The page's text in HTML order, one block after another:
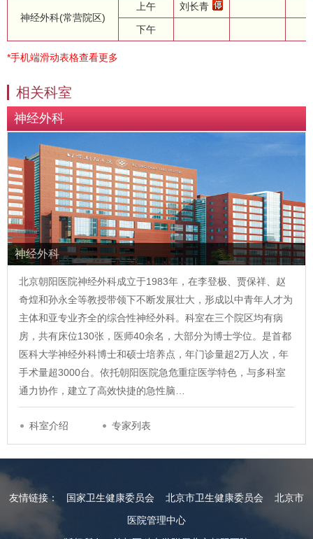
神经外科(常营院区)
上午 刘长青
下午
*手机端滑动表格查看更多
相关科室
神经外科
神经外科
北京朝阳医院神经外科成立于1983年，在李登极、贾保祥、赵
奇煌和孙永全等教授带领下不断发展壮大，形成以中青年人才为
主体和亚专业齐全的综合性神经外科。科室在三个院区均有病
房，共有床位130张，医师40余名，大部分为博士学位。是首都
医科大学神经外科博士和硕士培养点，年门诊量超2万人次，年
手术量超3000台。依托朝阳医院急危重症医学特色，与多科室
通力协作，建立了高效快捷的急性脑…
科室介绍 专家列表
友情链接： 国家卫生健康委员会 北京市卫生健康委员会
北京市
医院管理中心